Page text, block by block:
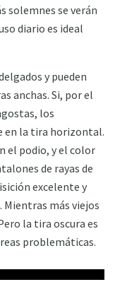
solemnes se verán
diario es ideal
y pueden
anchas. Si, por el
los
en la tira horizontal.
el podio, y el color
de rayas de
excelente y
Mientras más viejos
la tira oscura es
problemáticas.